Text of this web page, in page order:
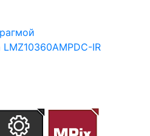
LMZ10360AMPDC-IR